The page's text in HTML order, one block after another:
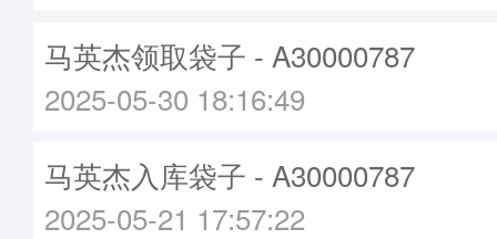
马英杰领取袋子 - A30000787
2025-05-30 18:16:49
马英杰入库袋子 - A30000787
2025-05-21 17:57:22